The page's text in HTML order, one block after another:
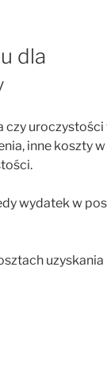
dla
czy uroczystości
inne koszty w
wydatek w
uzyskania